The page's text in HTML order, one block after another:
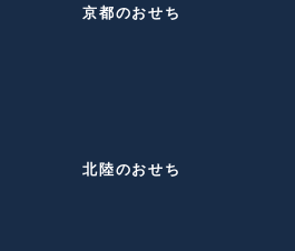
京都のおせち
北陸のおせち